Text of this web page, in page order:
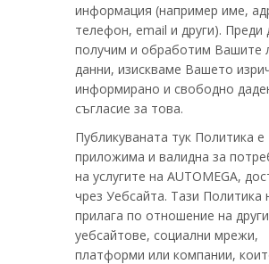
информация (например име,
телефон, email и други). Преди
получим и обработим Вашите
данни, изискваме Вашето
информирано и свободно
съгласие за това.
Публикуваната тук Политика е
приложима и валидна за
на услугите на AUTOMEGA,
чрез Уебсайта. Тази Политика
прилага по отношение на други
уебсайтове, социални мрежи,
платформи или компании,